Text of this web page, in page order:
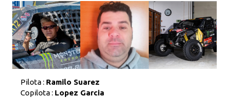
Pilota : Ramilo Suarez
Copilota : Lopez Garcia